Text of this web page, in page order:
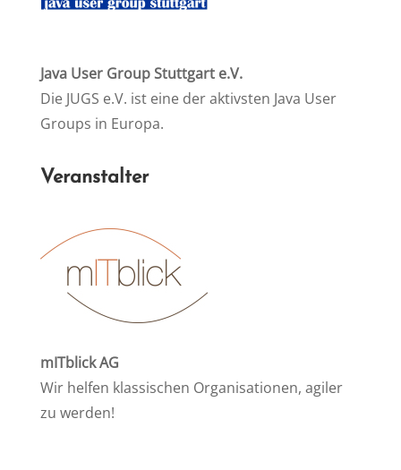
Ja­va User Group Stutt­gart e.V.
Die JUGS e.V. ist ei­ne der ak­tivs­ten Ja­va User
Groups in Europa.
Ver­an­stal­ter
mIT­blick AG
Wir hel­fen klas­si­schen Or­ga­ni­sa­tio­nen, agi­ler
zu werden!